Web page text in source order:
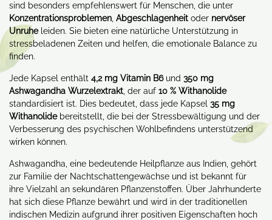
sind besonders empfehlenswert für Menschen, die unter
Konzentrationsproblemen Abgeschlagenheit oder nervöser
Unruheleiden. Sie bieten eine natürliche Unterstützung in
stressbeladenen Zeiten und helfen, die emotionale Balance zu
finden.
Jede Kapsel enthält 4,2 mg Vitamin B6und 350 mg
Ashwagandha Wurzelextrakt , der auf 10 % Withanolide
standardisiert ist. Dies bedeutet, dass jede Kapsel 35 mg
Withanolidebereitstellt, die bei der Stressbewältigung und der
Verbesserung des psychischen Wohlbefindens unterstützend
wirken können.
Ashwagandha, eine bedeutende Heilpflanze aus Indien, gehört
zur Familie der Nachtschattengewächse und ist bekannt für
ihre Vielzahl an sekundären Pflanzenstoffen. Über Jahrhunderte
hat sich diese Pflanze bewährt und wird in der traditionellen
indischen Medizin aufgrund ihrer positiven Eigenschaften hoch